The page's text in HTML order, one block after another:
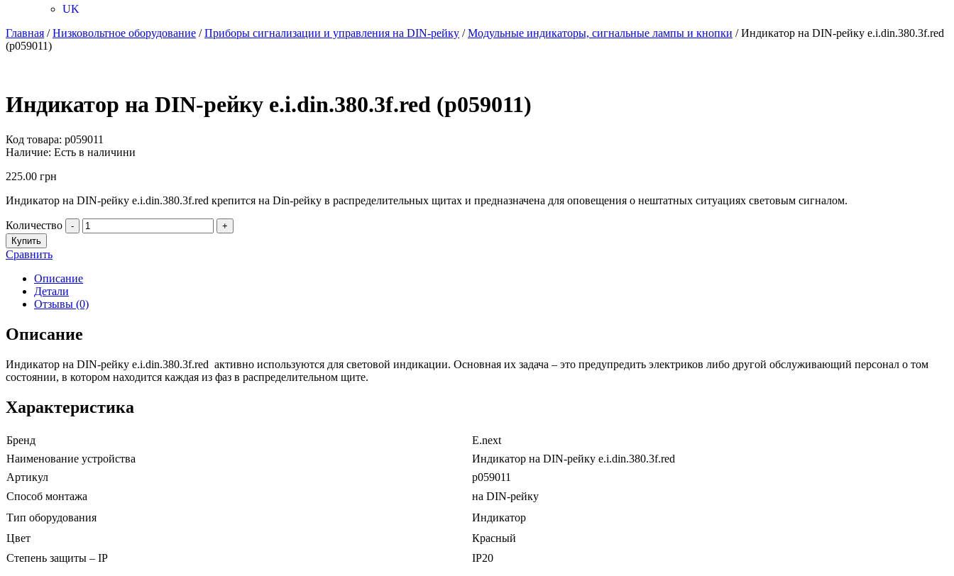
UK
Главная /Низковольтное оборудование /Приборы сигнализации и управления на DIN-рейку /Модульные индикаторы, сигнальные лампы и кнопки / Индикатор на DIN-рейку e.i.din.380.3f.red
(p059011)
Индикатор на DIN-рейку e.i.din.380.3f.red (p059011)
Код товара: p059011
Наличие: Есть в наличини
225.00 грн
Индикатор на DIN-рейку e.i.din.380.3f.red крепится на Din-рейку в распределительных щитах и предназначена для оповещения о нештатных ситуациях световым сигналом.
Количество -
+
Купить
Сравнить
Описание
Детали
Отзывы (0)
Описание
Индикатор на DIN-рейку e.i.din.380.3f.red активно используются для световой индикации. Основная их задача – это предупредить электриков либо другой обслуживающий персонал о том
состоянии, в котором находится каждая из фаз в распределительном щите.
Характеристика
Бренд
E.next
Наименование устройства
Индикатор на DIN-рейку e.i.din.380.3f.red
Артикул
p059011
Способ монтажа
на DIN-рейку
Тип оборудования
Индикатор
Цвет
Красный
Степень защиты – IP
IP20